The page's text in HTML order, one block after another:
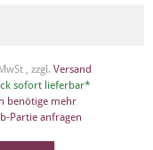
, zzgl. Versand
sofort lieferbar*
benötige mehr
Partie anfragen